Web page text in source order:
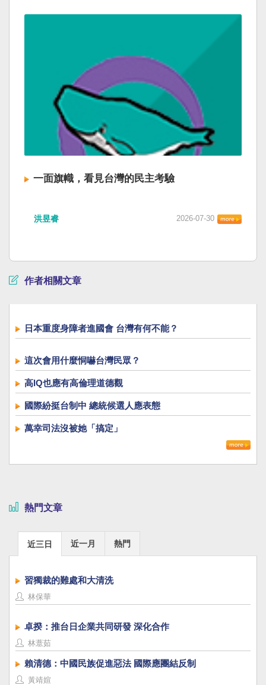
一面旗幟，看見台灣的民主考驗
洪昱睿 2026-07-30
作者相關文章
日本重度身障者進國會 台灣有何不能？
這次會用什麼恫嚇台灣民眾？
高IQ也應有高倫理道德觀
國際紛挺台制中 總統候選人應表態
萬幸司法沒被她「搞定」
熱門文章
近三日 近一月 熱門
習獨裁的難處和大清洗
林保華
卓揆：推台日企業共同研發 深化合作
林薏茹
賴清德：中國民族促進惡法 國際應團結反制
黃靖媗